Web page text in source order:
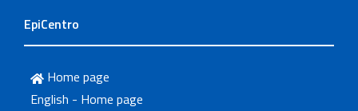
EpiCentro
Home page
English - Home page